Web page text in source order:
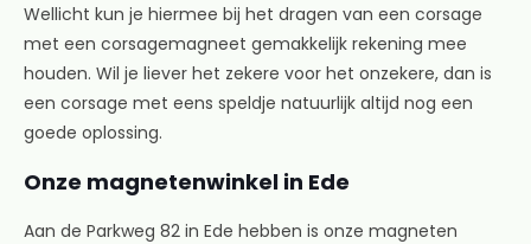
Wellicht kun je hiermee bij het dragen van een corsage
met een corsagemagneet gemakkelijk rekening mee
houden. Wil je liever het zekere voor het onzekere, dan is
een corsage met eens speldje natuurlijk altijd nog een
goede oplossing.
Onze magnetenwinkel in Ede
Aan de Parkweg 82 in Ede hebben is onze magneten